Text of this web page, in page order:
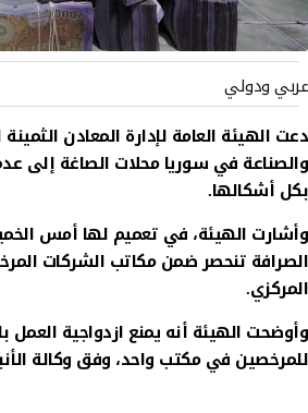
عربي ودولي
دعت الهيئة العامة لإدارة المعادن الثمينة
والصناعة في سوريا محلات الصاغة إلى
بكل أشكالها.
وأشارت الهيئة، في تعميم لها أمس
الصرافة تنحصر ضمن مكاتب الشركات
المركزي.
وأوضحت الهيئة أنه يمنع ازدواجية العمل
للمرخصين في مكتب واحد، وفق وكالة